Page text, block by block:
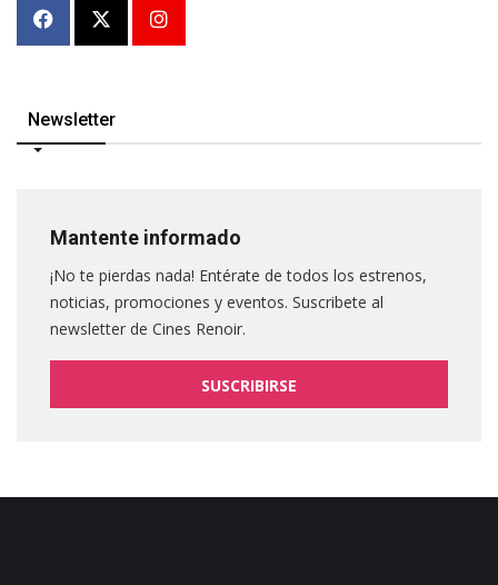
Newsletter
Mantente informado
¡No te pierdas nada! Entérate de todos los estrenos,
noticias, promociones y eventos. Suscribete al
newsletter de Cines Renoir.
SUSCRIBIRSE